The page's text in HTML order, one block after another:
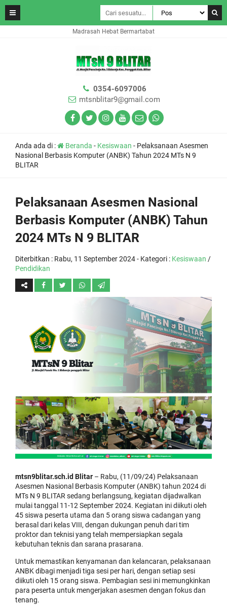
Madrasah Hebat Bermartabat
0354-6097006
mtsnblitar9@gmail.com
Anda ada di : Beranda - Kesiswaan - Pelaksanaan Asesmen
Nasional Berbasis Komputer (ANBK) Tahun 2024 MTs N 9
BLITAR
Pelaksanaan Asesmen Nasional
Berbasis Komputer (ANBK) Tahun
2024 MTs N 9 BLITAR
Diterbitkan : Rabu, 11 September 2024- Kategori : Kesiswaan /
Pendidikan
mtsn9blitar.sch.id Blitar – Rabu, (11/09/24) Pelaksanaan
Asesmen Nasional Berbasis Komputer (ANBK) tahun 2024 di
MTs N 9 BLITAR sedang berlangsung, kegiatan dijadwalkan
mulai tanggal 11-12 September 2024. Kegiatan ini diikuti oleh
45 siswa peserta utama dan 5 orang siswa cadangan yang
berasal dari kelas VIII, dengan dukungan penuh dari tim
proktor dan teknisi yang telah mempersiapkan segala
kebutuhan teknis dan sarana prasarana.
Untuk memastikan kenyamanan dan kelancaran, pelaksanaan
ANBK dibagi menjadi tiga sesi per hari, dengan setiap sesi
diikuti oleh 15 orang siswa. Pembagian sesi ini memungkinkan
para peserta untuk mengerjakan asesmen dengan fokus dan
tenang.